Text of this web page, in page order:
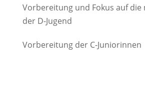
Vorbereitung und Fokus auf die
der D-Jugend
Vorbereitung der C-Juniorinnen